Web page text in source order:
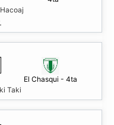
El Chasqui - 4ta
Taki